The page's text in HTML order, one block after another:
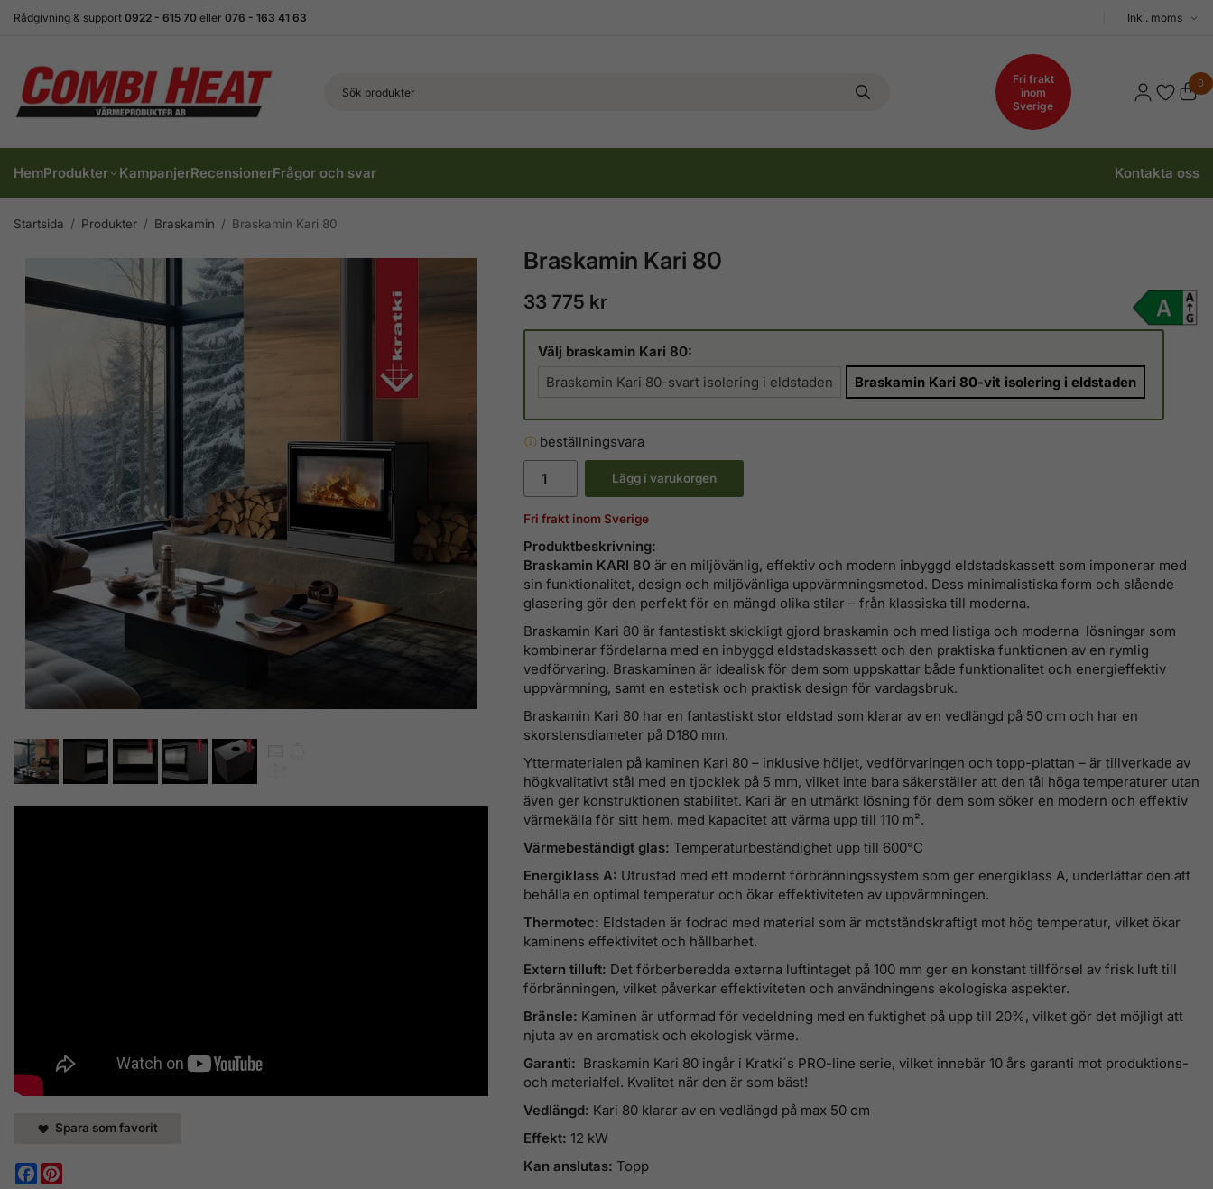
Rådgivning & support 0922 - 615 70 eller 076 - 163 41 63
Välj
Fri frakt
inom
Sverige
0
HemProdukter KampanjerRecensionerFrågor och svar Kontakta oss
Startsida / Produkter / Braskamin / Braskamin Kari 80
Spara som favorit
Facebook
Braskamin Kari 80
33 775 kr
Välj braskamin Kari 80:
Braskamin Kari 80-svart isolering i eldstaden
Braskamin Kari 80-vit isolering i eldstaden
beställningsvara
Lägg i varukorgen
Fri frakt inom Sverige
Produktbeskrivning:
Braskamin KARI 80 är en miljövänlig, effektiv och modern inbyggd eldstadskassett som imponerar med
sin funktionalitet, design och miljövänliga uppvärmningsmetod. Dess minimalistiska form och slående
glasering gör den perfekt för en mängd olika stilar – från klassiska till moderna.
Braskamin Kari 80 är fantastiskt skickligt gjord braskamin och med listiga och moderna lösningar som
kombinerar fördelarna med en inbyggd eldstadskassett och den praktiska funktionen av en rymlig
vedförvaring. Braskaminen är idealisk för dem som uppskattar både funktionalitet och energieffektiv
uppvärmning, samt en estetisk och praktisk design för vardagsbruk.
Braskamin Kari 80 har en fantastiskt stor eldstad som klarar av en vedlängd på 50 cm och har en
skorstensdiameter på D180 mm.
Yttermaterialen på kaminen Kari 80 – inklusive höljet, vedförvaringen och topp-plattan – är tillverkade av
högkvalitativt stål med en tjocklek på 5 mm, vilket inte bara säkerställer att den tål höga temperaturer utan
även ger konstruktionen stabilitet. Kari är en utmärkt lösning för dem som söker en modern och effektiv
värmekälla för sitt hem, med kapacitet att värma upp till 110 m².
Värmebeständigt glas: Temperaturbeständighet upp till 600°C
Energiklass A: Utrustad med ett modernt förbränningssystem som ger energiklass A, underlättar den att
behålla en optimal temperatur och ökar effektiviteten av uppvärmningen.
Thermotec: Eldstaden är fodrad med material som är motståndskraftigt mot hög temperatur, vilket ökar
kaminens effektivitet och hållbarhet.
Extern tilluft: Det förberberedda externa luftintaget på 100 mm ger en konstant tillförsel av frisk luft till
förbränningen, vilket påverkar effektiviteten och användningens ekologiska aspekter.
Bränsle: Kaminen är utformad för vedeldning med en fuktighet på upp till 20%, vilket gör det möjligt att
njuta av en aromatisk och ekologisk värme.
Garanti: Braskamin Kari 80 ingår i Kratki´s PRO-line serie, vilket innebär 10 års garanti mot produktions-
och materialfel. Kvalitet när den är som bäst!
Vedlängd: Kari 80 klarar av en vedlängd på max 50 cm
Effekt: 12 kW
Kan anslutas: Topp